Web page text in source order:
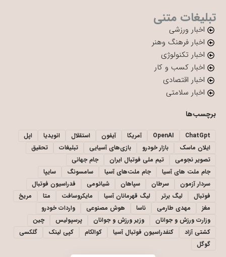
تبلیغات متنی
اخبار ورزشی
اخبار فرهنگ وهنر
اخبار تکنولوژی
اخبار کسب و کار
اخبار اقتصادی
اخبار سلامتی
برچسب‌ها
ChatGpt
OpenAI آمریکا آیفون استقلال انویدیا
اپل
ایلان ماسک
بازار خودرو بازی‌های آسیایی تبلیغات
تحقیق
تصویر نجومی
تیم ملی فوتبال ایران
جام جهانی
جام ملت های آسیا
جام ملت‌های آسیا سامسونگ
سایپا
سردار آزمون
سرطان سپاهان شیائومی
فدراسیون فوتبال
فوتبال
لیگ برتر لیگ قهرمانان آسیا مایکروسافت متا
مریخ
مغز
مهدی طارمی ناسا هوش مصنوعی
واردات خودرو
وزارت ورزش و جوانان
وزیر ورزش و جوانان پرسپولیس
چین
کشتی آزاد
کنفدراسیون فوتبال آسیا کوالکام کپی لینک
گلکسی
گوگل